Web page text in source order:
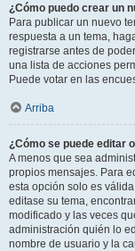
¿Cómo puedo crear un
Para publicar un nuevo
respuesta a un tema,
registrarse antes de
una lista de acciones
Puede votar en las
Arriba
¿Cómo se puede editar
A menos que sea
propios mensajes. Para
esta opción solo es
editase su tema,
modificado y las veces
administración quién lo
nombre de usuario y la